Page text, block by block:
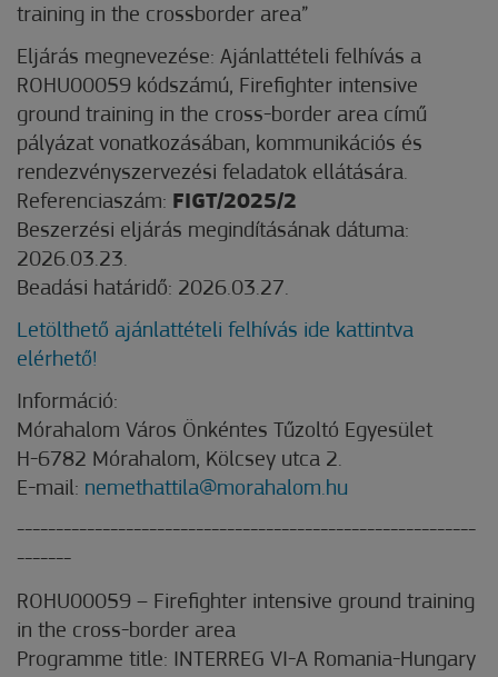
training in the crossborder area”
Eljárás megnevezése: Ajánlattételi felhívás a
ROHU00059 kódszámú, Firefighter intensive
ground training in the cross-border area című
pályázat vonatkozásában, kommunikációs és
rendezvényszervezési feladatok ellátására.
Referenciaszám: FIGT/2025/2
Beszerzési eljárás megindításának dátuma:
2026.03.23.
Beadási határidő: 2026.03.27.
Letölthető ajánlattételi felhívás ide kattintva
elérhető!
Információ:
Mórahalom Város Önkéntes Tűzoltó Egyesület
H-6782 Mórahalom, Kölcsey utca 2.
E-mail: nemethattila@morahalom.hu
-----------------------------------------------------------
-------
ROHU00059 – Firefighter intensive ground training
in the cross-border area
Programme title: INTERREG VI-A Romania-Hungary